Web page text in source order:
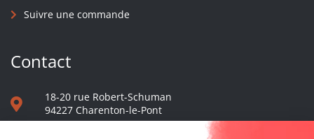
Suivre une commande
Contact
18-20 rue Robert-Schuman
94227 Charenton-le-Pont